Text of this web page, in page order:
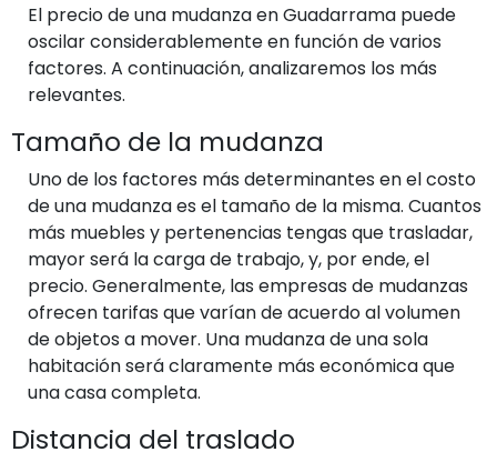
El precio de una mudanza en Guadarrama puede
oscilar considerablemente en función de varios
factores. A continuación, analizaremos los más
relevantes.
Tamaño de la mudanza
Uno de los factores más determinantes en el costo
de una mudanza es el tamaño de la misma. Cuantos
más muebles y pertenencias tengas que trasladar,
mayor será la carga de trabajo, y, por ende, el
precio. Generalmente, las empresas de mudanzas
ofrecen tarifas que varían de acuerdo al volumen
de objetos a mover. Una mudanza de una sola
habitación será claramente más económica que
una casa completa.
Distancia del traslado